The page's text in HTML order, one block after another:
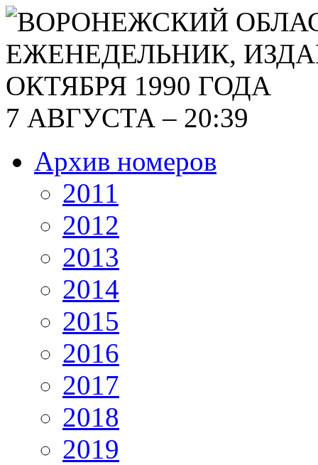
7 АВГУСТА – 20:39
Архив номеров
2011
2012
2013
2014
2015
2016
2017
2018
2019